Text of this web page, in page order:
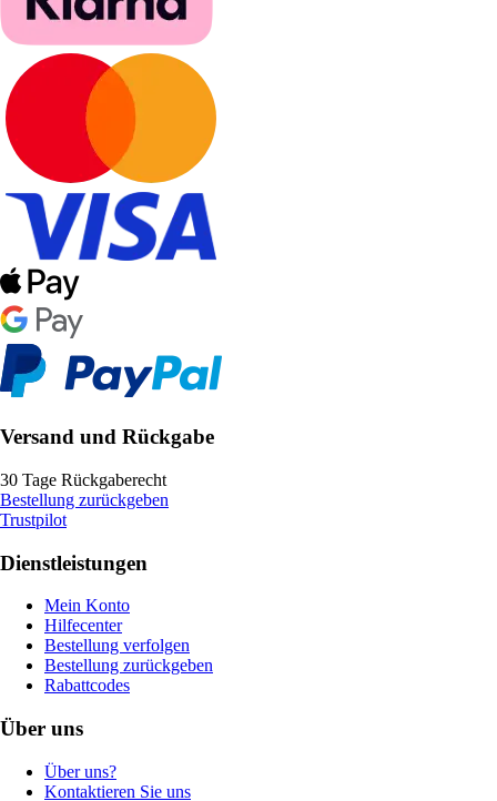
Versand und Rückgabe
30 Tage Rückgaberecht
Bestellung zurückgeben
Trustpilot
Dienstleistungen
Mein Konto
Hilfecenter
Bestellung verfolgen
Bestellung zurückgeben
Rabattcodes
Über uns
Über uns?
Kontaktieren Sie uns